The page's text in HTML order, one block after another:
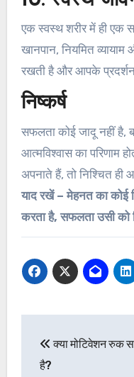
एक स्वस्थ शरीर में ही एक
खानपान, नियमित व्यायाम
रखती है और आपके प्रदर्शन
निष्कर्ष
सफलता कोई जादू नहीं है,
आत्मविश्वास का परिणाम
अपनाते हैं, तो निश्चित
याद रखें – मेहनत का कोई
करता है, सफलता उसी को
navigation
क्या मोटिवेशन रुक
है?